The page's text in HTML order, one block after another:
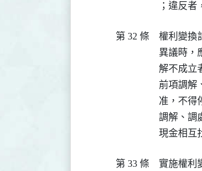
；違反
第 32 條
權利變換
異議時，
解不成立
前項調解
准，不得
調解、調
現金相互
第 33 條
實施權利